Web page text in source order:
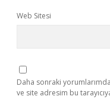
Web Sitesi
Daha sonraki
ve site adresim bu